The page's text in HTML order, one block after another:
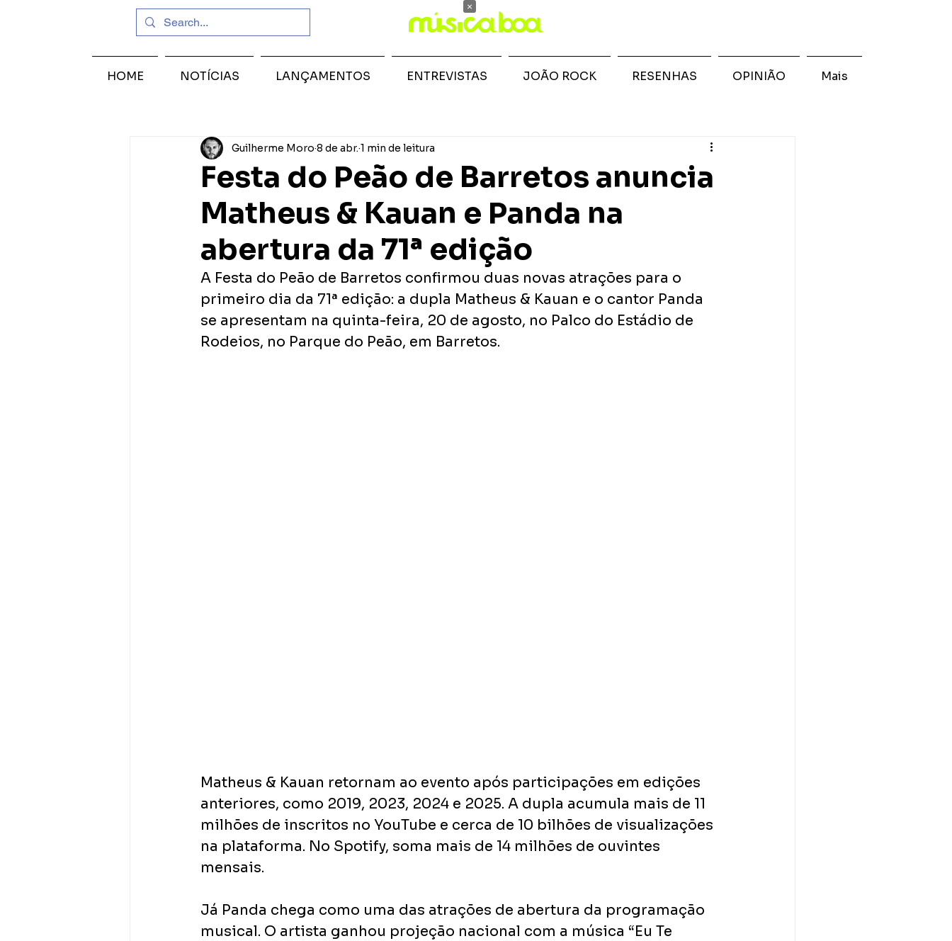
Festa do Peão de Barretos anuncia
Matheus & Kauan e Panda na
abertura da 71ª edição
Guilherme Moro 8 de abr. 1 min de leitura
A Festa do Peão de Barretos confirmou duas novas atrações para o
primeiro dia da 71ª edição: a dupla Matheus & Kauan e o cantor Panda
se apresentam na quinta-feira, 20 de agosto, no Palco do Estádio de
Rodeios, no Parque do Peão, em Barretos.
Matheus & Kauan retornam ao evento após participações em edições
anteriores, como 2019, 2023, 2024 e 2025. A dupla acumula mais de 11
milhões de inscritos no YouTube e cerca de 10 bilhões de visualizações
na plataforma. No Spotify, soma mais de 14 milhões de ouvintes
mensais.
Já Panda chega como uma das atrações de abertura da programação
musical. O artista ganhou projeção nacional com a música “Eu Te
HOME NOTÍCIAS LANÇAMENTOS ENTREVISTAS JOÃO ROCK RESENHAS OPINIÃO Mais
×